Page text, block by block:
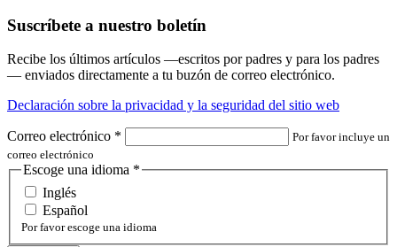
Suscríbete a nuestro boletín
Recibe los últimos artículos —escritos por padres y para los padres
— enviados directamente a tu buzón de correo electrónico.
Declaración sobre la privacidad y la seguridad del sitio web
Correo electrónico *
Por favor incluye un
correo electrónico
Escoge una idioma *
Inglés
Español
Por favor escoge una idioma